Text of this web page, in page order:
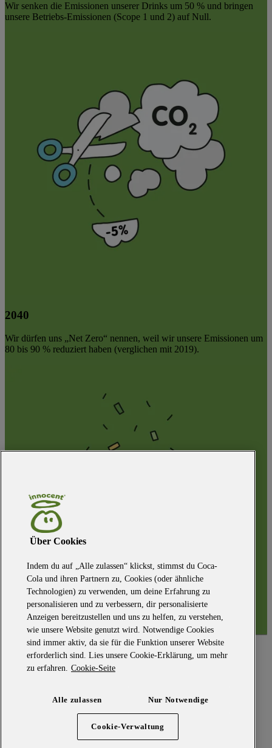
Wir senken die Emissionen unserer Drinks um 50 % und bringen
unsere Betriebs-Emissionen (Scope 1 und 2) auf Null.
2040
Wir dürfen uns „Net Zero“ nennen, weil wir unsere Emissionen um
80 bis 90 % reduziert haben (verglichen mit 2019).
Hier geht's zum Seitenanfang
Impressum
Nutzungsbedingungen
Willst du bei uns arbeiten
Über Cookies
Indem du auf „Alle zulassen“ klickst, stimmst du Coca-
Cola und ihren Partnern zu, Cookies (oder ähnliche
Technologien) zu verwenden, um deine Erfahrung zu
personalisieren und zu verbessern, dir personalisierte
Anzeigen bereitzustellen und uns zu helfen, zu verstehen,
wie unsere Website genutzt wird. Notwendige Cookies
sind immer aktiv, da sie für die Funktion unserer Website
erforderlich sind. Lies unsere Cookie-Erklärung, um mehr
zu erfahren. Cookie-Seite
Alle zulassen Nur Notwendige
Cookie-Verwaltung